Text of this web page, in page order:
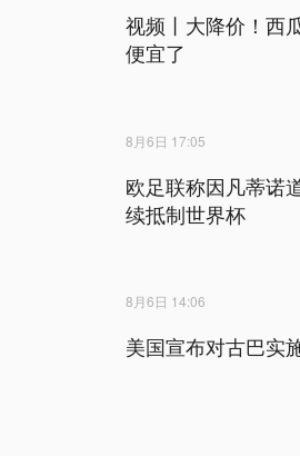
视频丨大降价！
便宜了
8月6日 17:05
欧足联称因凡蒂诺
续抵制世界杯
8月6日 14:06
美国宣布对古巴实